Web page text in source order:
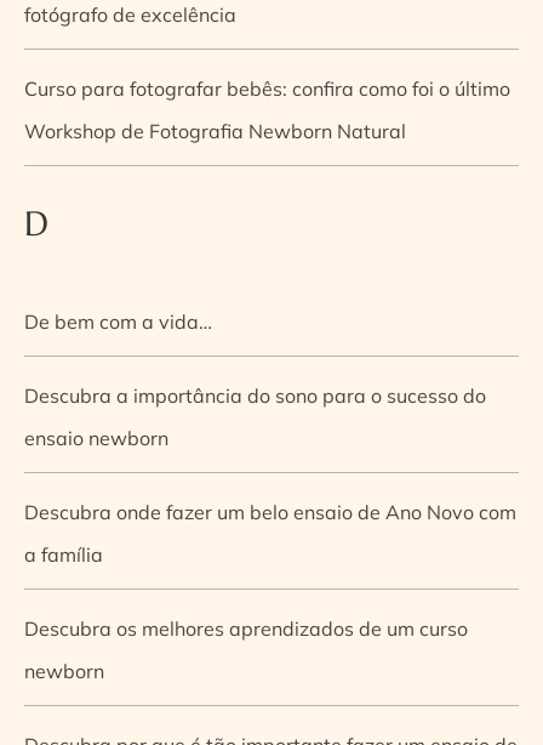
fotógrafo de excelência
Curso para fotografar bebês: confira como foi o último
Workshop de Fotografia Newborn Natural
D
De bem com a vida…
Descubra a importância do sono para o sucesso do
ensaio newborn
Descubra onde fazer um belo ensaio de Ano Novo com
a família
Descubra os melhores aprendizados de um curso
newborn